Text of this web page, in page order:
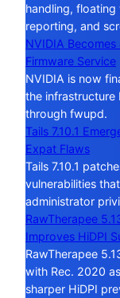
handling,
reporting, and
NVIDIA
Firmware Service
NVIDIA is now
the infrastructure
through fwupd.
Tails 7.10.1
Expat Flaws
Tails 7.10.1
vulnerabilities
administrator
RawTherapee
Improves HiDPI
RawTherapee
with Rec. 2020
sharper HiDPI